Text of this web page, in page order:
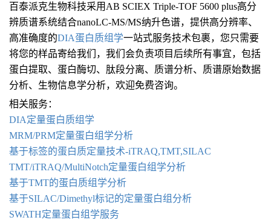
百泰派克生物科技采用AB SCIEX Triple-TOF 5600 plus高分
辨质谱系统结合nanoLC-MS/MS纳升色谱，提供高分辨率、
高准确度的DIA蛋白质组学一站式服务技术包裹，您只需要
将您的样品寄给我们，我们会负责项目后续所有事宜，包括
蛋白提取、蛋白酶切、肽段分离、质谱分析、质谱原始数据
分析、生物信息学分析，欢迎免费咨询。
相关服务：
DIA定量蛋白质组学
MRM/PRM定量蛋白组学分析
基于标签的蛋白质定量技术-iTRAQ,TMT,SILAC
TMT/iTRAQ/MultiNotch定量蛋白组学分析
基于TMT的蛋白质组学分析
基于SILAC/Dimethyl标记的定量蛋白组分析
SWATH定量蛋白组学服务